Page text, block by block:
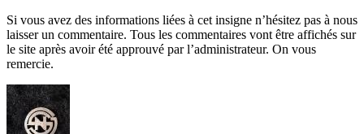
Si vous avez des informations liées à cet insigne n’hésitez pas à nous
laisser un commentaire. Tous les commentaires vont être affichés sur
le site après avoir été approuvé par l’administrateur. On vous
remercie.